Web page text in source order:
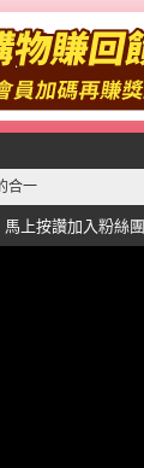
合一
馬上按讚加入粉絲團